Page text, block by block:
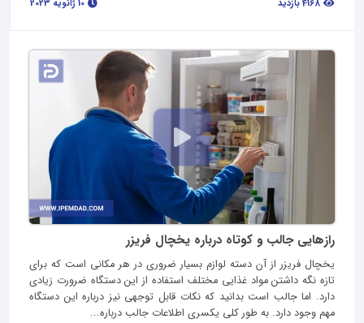
رازهایی جالب و کوتاه درباره یخچال فریزر
یخچال فریزر از آن دسته لوازم بسیار ضروری در هر مکانی است که برای
تازه نگه داشتن مواد غذایی مختلف استفاده از این دستگاه ضرورت زیادی
دارد. اما جالب است بدانید که نکات قابل توجهی نیز درباره این دستگاه
مهم وجود دارد. به طور کلی یکسری اطلاعات جالب درباره...